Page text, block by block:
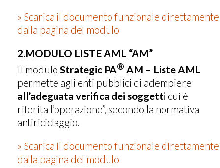
» Scarica il documento funzionale direttamente
dalla pagina del modulo
2.MODULO LISTE AML “AM”
Il modulo Strategic PA® AM – Liste AML
permette agli enti pubblici di adempiere
all’adeguata verifica dei soggetti cui è
riferita l’operazione”, secondo la normativa
antiriciclaggio.
» Scarica il documento funzionale direttamente
dalla pagina del modulo